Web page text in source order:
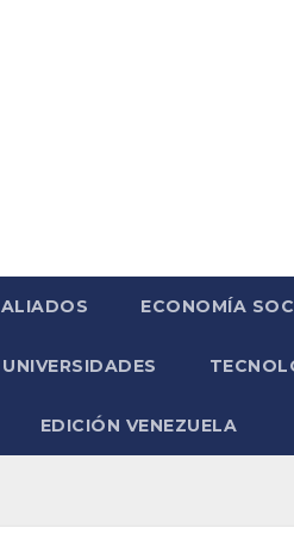
ALIADOS ECONOMÍA
UNIVERSIDADES
EDICIÓN VENEZUELA